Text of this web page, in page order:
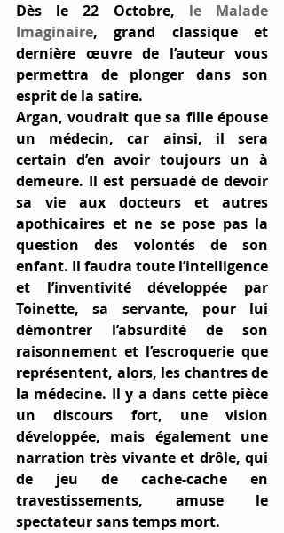
Dès le 22 Octobre, le Malade
Imaginaire, grand classique et
dernière œuvre de l’auteur vous
permettra de plonger dans son
esprit de la satire.
Argan, voudrait que sa fille épouse
un médecin, car ainsi, il sera
certain d’en avoir toujours un à
demeure. Il est persuadé de devoir
sa vie aux docteurs et autres
apothicaires et ne se pose pas la
question des volontés de son
enfant. Il faudra toute l’intelligence
et l’inventivité développée par
Toinette, sa servante, pour lui
démontrer l’absurdité de son
raisonnement et l’escroquerie que
représentent, alors, les chantres de
la médecine. Il y a dans cette pièce
un discours fort, une vision
développée, mais également une
narration très vivante et drôle, qui
de jeu de cache-cache en
travestissements, amuse le
spectateur sans temps mort.